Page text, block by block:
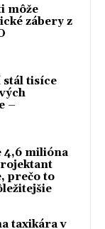
môže
zábery z
stál tisíce
–
4,6 milióna
prečo to
taxikára v